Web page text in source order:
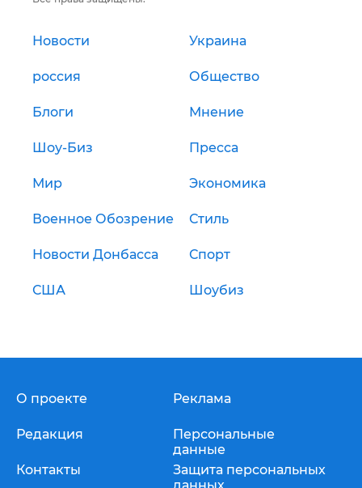
Новости Украина
россия Общество
Блоги Мнение
Шоу-Биз Пресса
Мир Экономика
Военное Обозрение Стиль
Новости Донбасса Спорт
США Шоубиз
О проекте
Редакция
Контакты
Реклама
Персональные
данные
Защита персональных